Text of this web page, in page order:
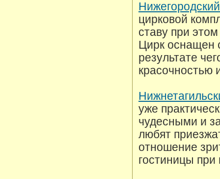
цирковой
ставу при
Цирк оснащен
результате
красочностью
уже
чудесными и
любят
отношение
гостиницы при